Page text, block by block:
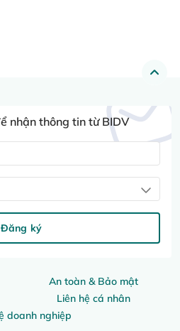
An toàn & Bảo mật
Liên hệ cá nhân
doanh nghiệp
nhận thông tin từ BIDV
Đăng ký